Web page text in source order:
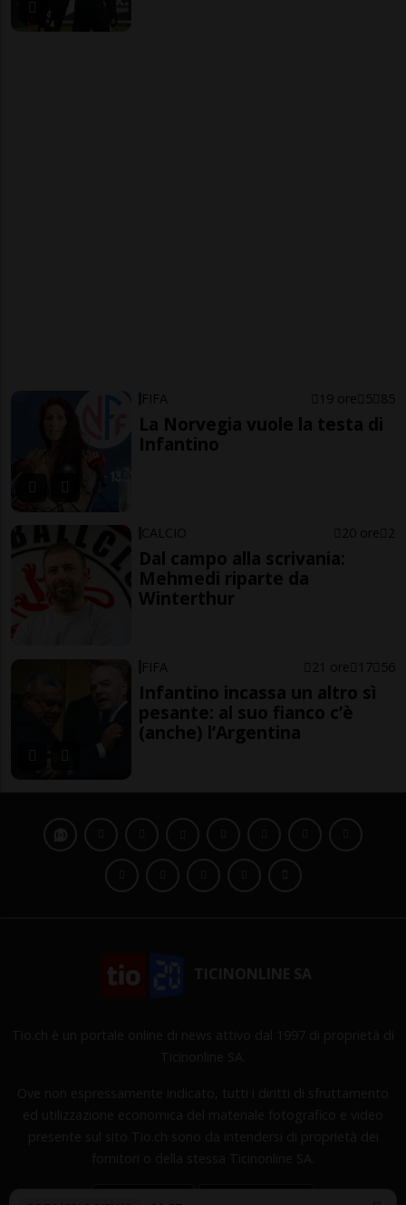
FIFA 19 ore 5 85
La Norvegia vuole la testa di
Infantino
CALCIO 20 ore 2
Dal campo alla scrivania:
Mehmedi riparte da
Winterthur
FIFA 21 ore 17 56
Infantino incassa un altro sì
pesante: al suo fianco c’è
(anche) l’Argentina